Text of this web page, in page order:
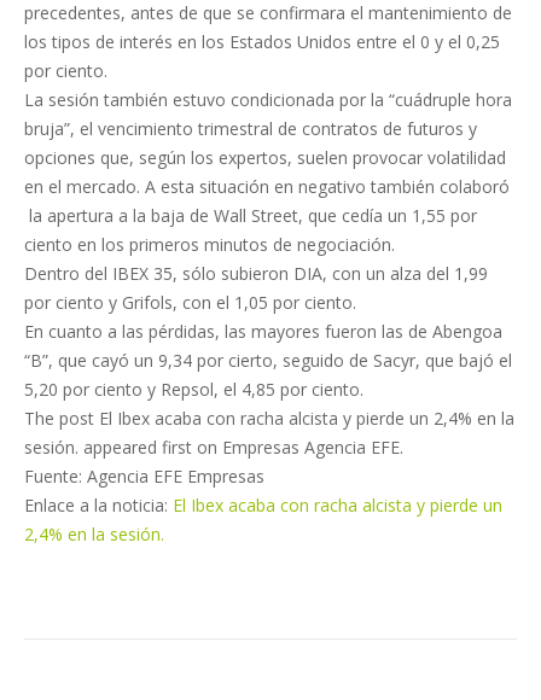
precedentes, antes de que se confirmara el mantenimiento de
los tipos de interés en los Estados Unidos entre el 0 y el 0,25
por ciento.
La sesión también estuvo condicionada por la “cuádruple hora
bruja”, el vencimiento trimestral de contratos de futuros y
opciones que, según los expertos, suelen provocar volatilidad
en el mercado. A esta situación en negativo también colaboró
la apertura a la baja de Wall Street, que cedía un 1,55 por
ciento en los primeros minutos de negociación.
Dentro del IBEX 35, sólo subieron DIA, con un alza del 1,99
por ciento y Grifols, con el 1,05 por ciento.
En cuanto a las pérdidas, las mayores fueron las de Abengoa
“B”, que cayó un 9,34 por cierto, seguido de Sacyr, que bajó el
5,20 por ciento y Repsol, el 4,85 por ciento.
The post El Ibex acaba con racha alcista y pierde un 2,4% en la
sesión. appeared first on Empresas Agencia EFE.
Fuente: Agencia EFE Empresas
Enlace a la noticia: El Ibex acaba con racha alcista y pierde un
2,4% en la sesión.